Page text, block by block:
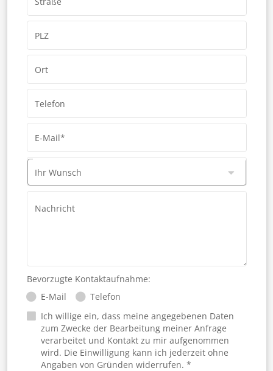
PLZ
Ort
Telefon
E-Mail*
Ihr Wunsch
Nachricht
Bevorzugte Kontaktaufnahme:
E-Mail
Telefon
Ich willige ein, dass meine angegebenen Daten
zum Zwecke der Bearbeitung meiner Anfrage
verarbeitet und Kontakt zu mir aufgenommen
wird. Die Einwilligung kann ich jederzeit ohne
Angaben von Gründen widerrufen. *